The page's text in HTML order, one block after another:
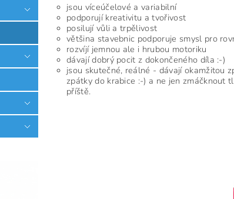
jsou víceúčelové a variabilní
podporují kreativitu a tvořivost
posilují vůli a trpělivost
většina stavebnic podporuje smysl pro
rozvíjí jemnou ale i hrubou motoriku
dávají dobrý pocit z dokončeného díla :-)
jsou skutečné, reálné - dávají okamžitou
zpátky do krabice :-) a ne jen zmáčknout
příště.